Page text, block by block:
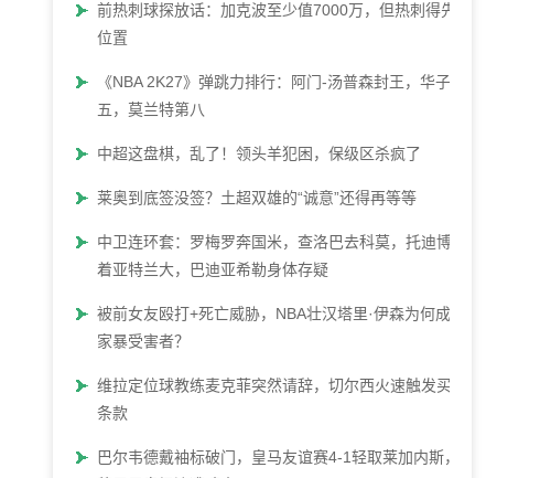
前热刺球探放话：加克波至少值7000万，但热刺得先腾
位置
《NBA 2K27》弹跳力排行：阿门-汤普森封王，华子第
五，莫兰特第八
中超这盘棋，乱了！领头羊犯困，保级区杀疯了
莱奥到底签没签？土超双雄的“诚意”还得再等等
中卫连环套：罗梅罗奔国米，查洛巴去科莫，托迪博瞄
着亚特兰大，巴迪亚希勒身体存疑
被前女友殴打+死亡威胁，NBA壮汉塔里·伊森为何成了
家暴受害者？
维拉定位球教练麦克菲突然请辞，切尔西火速触发买断
条款
巴尔韦德戴袖标破门，皇马友谊赛4-1轻取莱加内斯，